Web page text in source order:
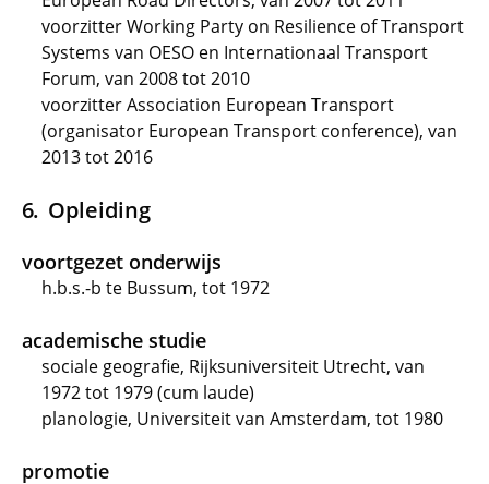
voorzitter Working Party on Resilience of Transport
Systems van OESO en Internationaal Transport
Forum, van 2008 tot 2010
voorzitter Association European Transport
(organisator European Transport conference), van
2013 tot 2016
Opleiding
voortgezet onderwijs
h.b.s.-b te Bussum, tot 1972
academische studie
sociale geografie, Rijksuniversiteit Utrecht, van
1972 tot 1979 (cum laude)
planologie, Universiteit van Amsterdam, tot 1980
promotie